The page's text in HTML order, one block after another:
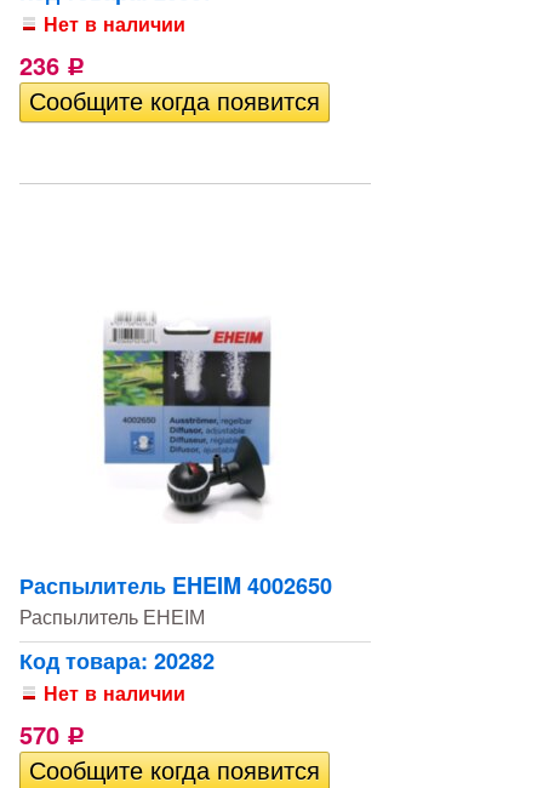
Нет в наличии
236 Р
Распылитель EHEIM 4002650
Распылитель EHEIM
Код товара: 20282
Нет в наличии
570 Р